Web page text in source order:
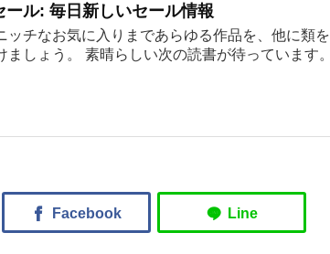
ル: 毎日新しいセール情報
ッチなお気に入りまであらゆる作品を、他に類を
ましょう。 素晴らしい次の読書が待っています。